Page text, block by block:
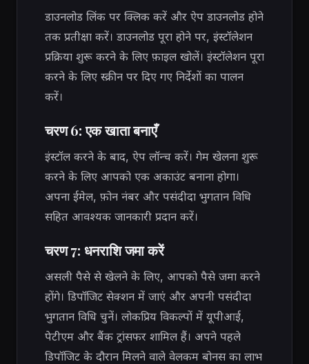
डाउनलोड लिंक पर क्लिक करें और ऐप डाउनलोड होने
तक प्रतीक्षा करें। डाउनलोड पूरा होने पर, इंस्टॉलेशन
प्रक्रिया शुरू करने के लिए फ़ाइल खोलें। इंस्टॉलेशन पूरा
करने के लिए स्क्रीन पर दिए गए निर्देशों का पालन
करें।
चरण 6: एक खाता बनाएँ
इंस्टॉल करने के बाद, ऐप लॉन्च करें। गेम खेलना शुरू
करने के लिए आपको एक अकाउंट बनाना होगा।
अपना ईमेल, फ़ोन नंबर और पसंदीदा भुगतान विधि
सहित आवश्यक जानकारी प्रदान करें।
चरण 7: धनराशि जमा करें
असली पैसे से खेलने के लिए, आपको पैसे जमा करने
होंगे। डिपॉजिट सेक्शन में जाएं और अपनी पसंदीदा
भुगतान विधि चुनें। लोकप्रिय विकल्पों में यूपीआई,
पेटीएम और बैंक ट्रांसफर शामिल हैं। अपने पहले
डिपॉजिट के दौरान मिलने वाले वेलकम बोनस का लाभ